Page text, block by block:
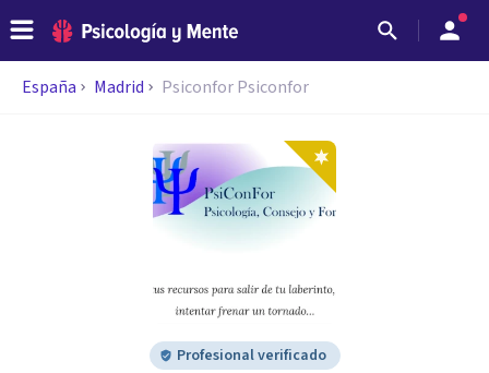
España Madrid Psiconfor Psiconfor
Profesional verificado